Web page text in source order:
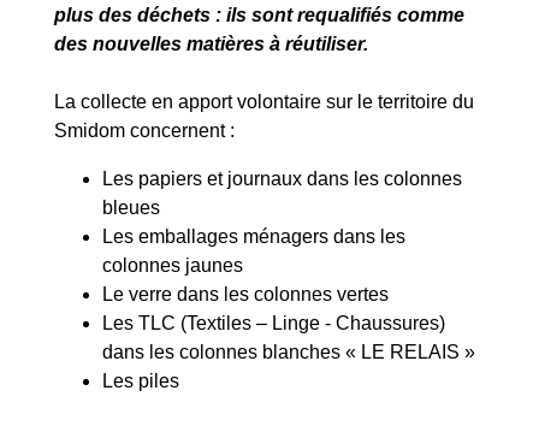
plus des déchets : ils sont requalifiés comme
des nouvelles matières à réutiliser.
La collecte en apport volontaire sur le territoire du
Smidom concernent :
Les papiers et journaux dans les colonnes
bleues
Les emballages ménagers dans les
colonnes jaunes
Le verre dans les colonnes vertes
Les TLC (Textiles – Linge - Chaussures)
dans les colonnes blanches « LE RELAIS »
Les piles